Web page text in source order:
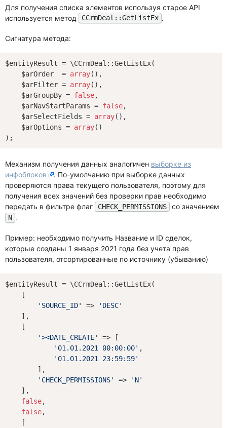
Для получения списка элементов используя старое API
используется метод
CCrmDeal::GetListEx .
Сигнатура метода:
$entityResult = \CCrmDeal::GetListEx(
    $arOrder  =
array(),
    $arFilter =
array(),
    $arGroupBy =
false,
    $arNavStartParams =
false,
    $arSelectFields =
array(),
    $arOptions =
array()
Механизм получения данных аналогичен выборке из
инфоблоков
. По-умолчанию при выборке данных
проверяются права текущего пользователя, поэтому для
получения всех значений без проверки прав необходимо
передать в фильтре флаг
CHECK_PERMISSIONS со значением
N .
Пример: необходимо получить Название и ID сделок,
которые созданы 1 января 2021 года без учета прав
пользователя, отсортированные по источнику (убыванию)
$entityResult = \CCrmDeal::GetListEx(
    [
'SOURCE_ID'
=>
'DESC'
    ],
    [
'><DATE_CREATE'
=> [
'01.01.2021 00:00:00' ,
'01.01.2021 23:59:59'
        ],
'CHECK_PERMISSIONS'
=>
'N'
    ],
false,
false,
    [